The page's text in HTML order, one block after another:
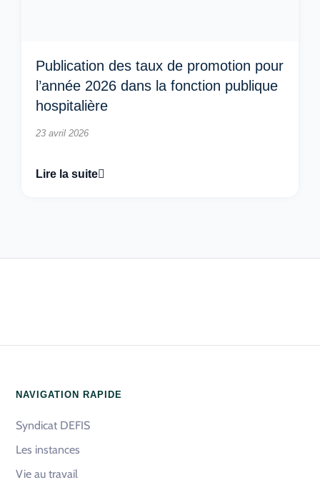
Publication des taux de promotion pour
l’année 2026 dans la fonction publique
hospitalière
23 avril 2026
Lire la suite
NAVIGATION RAPIDE
Syndicat DEFIS
Les instances
Vie au travail